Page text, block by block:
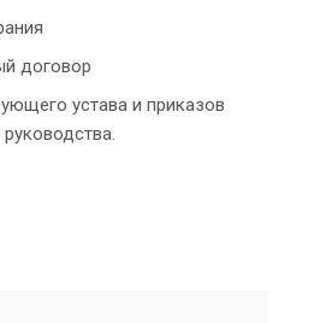
договор
устава и приказов